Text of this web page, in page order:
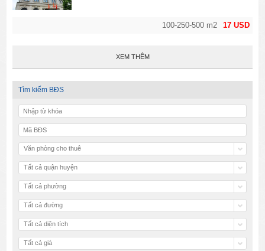
17 USD
100-250-500 m2
XEM THÊM
Tìm kiếm BĐS
Văn phòng cho thuê
Tất cả quận huyện
Tất cả phường
Tất cả đường
Tất cả diện tích
Tất cả giá